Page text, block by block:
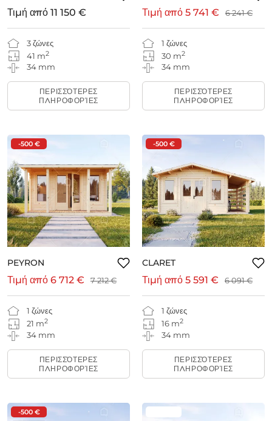
3 ζώνες
41 m2
34 mm
Τιμή από 11 150 €
ΠΕΡΙΣΣΌΤΕΡΕΣ
ΠΛΗΡΟΦΟΡΊΕΣ
1 ζώνες
30 m2
34 mm
Τιμή από 5 741 € 6 241 €
ΠΕΡΙΣΣΌΤΕΡΕΣ
ΠΛΗΡΟΦΟΡΊΕΣ
-500 €
PEYRON
1 ζώνες
21 m2
34 mm
Τιμή από 6 712 € 7 212 €
ΠΕΡΙΣΣΌΤΕΡΕΣ
ΠΛΗΡΟΦΟΡΊΕΣ
-500 €
CLARET
1 ζώνες
16 m2
34 mm
Τιμή από 5 591 € 6 091 €
ΠΕΡΙΣΣΌΤΕΡΕΣ
ΠΛΗΡΟΦΟΡΊΕΣ
-500 €